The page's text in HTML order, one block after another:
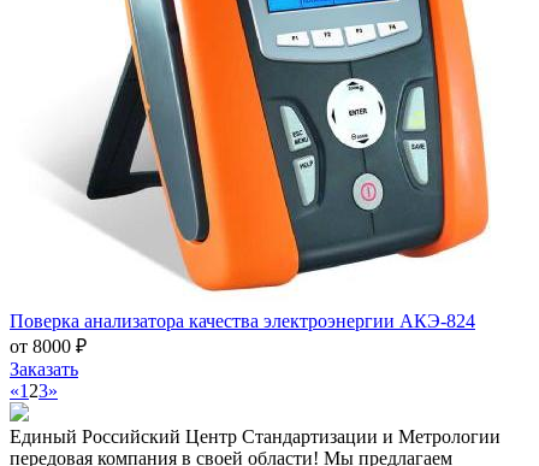
Поверка анализатора качества электроэнергии АКЭ-824
от 8000 ₽
Заказать
«1 23»
Единый Российский Центр Стандартизации и Метрологии
передовая компания в своей области! Мы предлагаем